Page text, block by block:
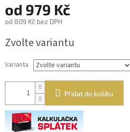
od 979 Kč
od 809 Kč bez DPH
cena:
Zvolte variantu
Varianta
Přidat do košíku